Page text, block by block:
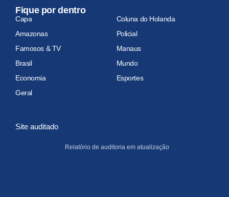
Fique por dentro
Capa
Coluna do Holanda
Amazonas
Policial
Famosos & TV
Manaus
Brasil
Mundo
Economia
Esportes
Geral
Site auditado
Relatório de auditoria em atualização